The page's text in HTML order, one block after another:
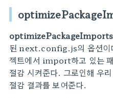
optimizePackageImports
된 next.config.js의 옵션이
젝트에서 import하고 있는
절감 시켜준다. 그로인해 우
절감 결과를 보여준다.